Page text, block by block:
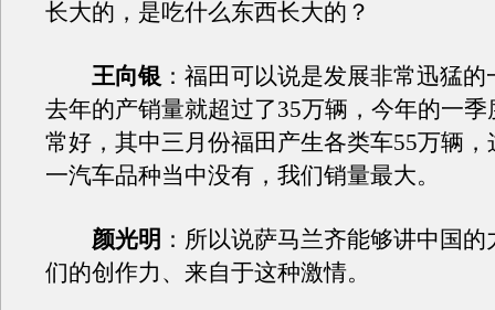
长大的，是吃什么东西长大的？
王向银 ：福田可以说是发展非常迅猛
去年的产销量就超过了35万辆，今年的一
常好，其中三月份福田产生各类车55万辆
一汽车品种当中没有，我们销量最大。
颜光明 ：所以说萨马兰齐能够讲中国
们的创作力、来自于这种激情。